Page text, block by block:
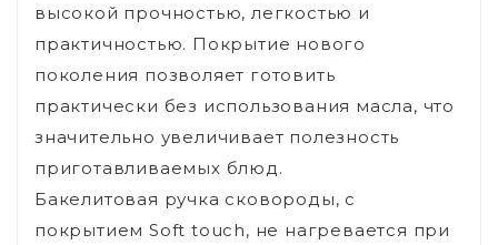
высокой прочностью, легкостью и
практичностью. Покрытие нового
поколения позволяет готовить
практически без использования масла, что
значительно увеличивает полезность
приготавливаемых блюд.
Бакелитовая ручка сковороды, с
покрытием Soft touch, не нагревается при